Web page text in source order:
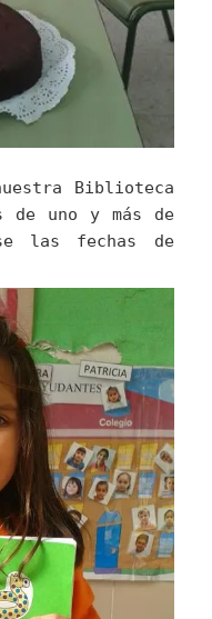
Biblioteca
de uno y más de
las fechas de